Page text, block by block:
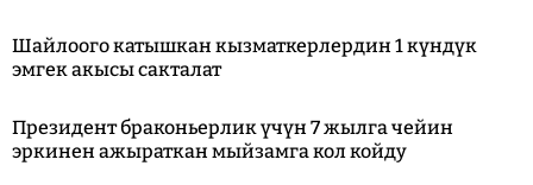
Шайлоого катышкан кызматкерлердин 1 күндүк
эмгек акысы сакталат
Президент браконьерлик үчүн 7 жылга чейин
эркинен ажыраткан мыйзамга кол койду